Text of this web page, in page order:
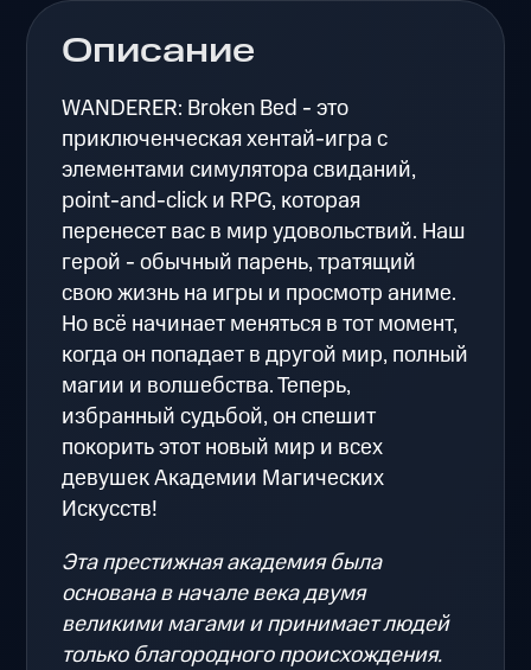
Описание
WANDERER: Broken Bed - это
приключенческая хентай-игра с
элементами симулятора свиданий,
point-and-click и RPG, которая
перенесет вас в мир удовольствий. Наш
герой - обычный парень, тратящий
свою жизнь на игры и просмотр аниме.
Но всё начинает меняться в тот момент,
когда он попадает в другой мир, полный
магии и волшебства. Теперь,
избранный судьбой, он спешит
покорить этот новый мир и всех
девушек Академии Магических
Искусств!
Эта престижная академия была
основана в начале века двумя
великими магами и принимает людей
только благородного происхождения.